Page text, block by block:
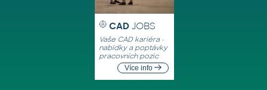
CAD JOBS
Vaše CAD kariéra -
nabídky a poptávky
pracovních pozic
Více info